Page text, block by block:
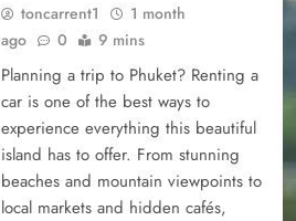
toncarrent1
1 month
ago
0 9 mins
Planning a trip to Phuket? Renting a
car is one of the best ways to
experience everything this beautiful
island has to offer. From stunning
beaches and mountain viewpoints to
local markets and hidden cafés,